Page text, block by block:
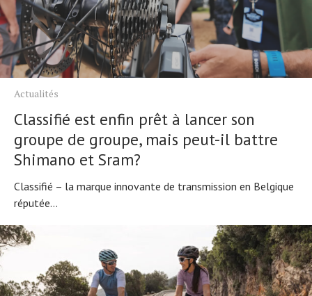
Actualités
Classifié est enfin prêt à lancer son
groupe de groupe, mais peut-il battre
Shimano et Sram?
Classifié – la marque innovante de transmission en Belgique
réputée...